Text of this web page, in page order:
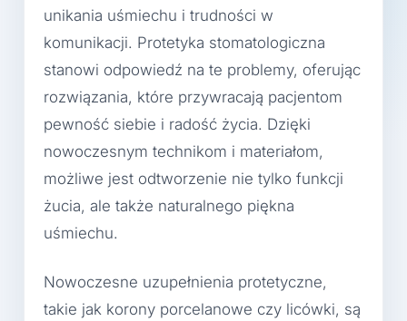
unikania uśmiechu i trudności w
komunikacji. Protetyka stomatologiczna
stanowi odpowiedź na te problemy, oferując
rozwiązania, które przywracają pacjentom
pewność siebie i radość życia. Dzięki
nowoczesnym technikom i materiałom,
możliwe jest odtworzenie nie tylko funkcji
żucia, ale także naturalnego piękna
uśmiechu.
Nowoczesne uzupełnienia protetyczne,
takie jak korony porcelanowe czy licówki, są